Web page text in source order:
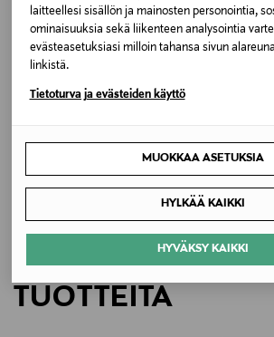
laitteellesi sisällön ja mainosten personointia,
ominaisuuksia sekä liikenteen analysointia
evästeasetuksiasi milloin tahansa sivun
linkistä.
Tietoturva ja evästeiden käyttö
MUOKKAA ASETUKSIA
HYLKÄÄ KAIKKI
HYVÄKSY KAIKKI
Valmistajan tuotenumero
U7405I7
Valmistaja
Postbus 337, 5201 AH ’s-
NEW BALANCE
LISÄÄ
TUOTTEITA